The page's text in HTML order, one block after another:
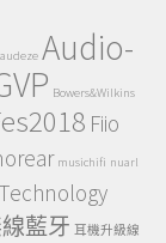
audeze Audio-
Bowers&Wilkins
Fiio
musichifi nuarl
Technology
藍牙 耳機升級線